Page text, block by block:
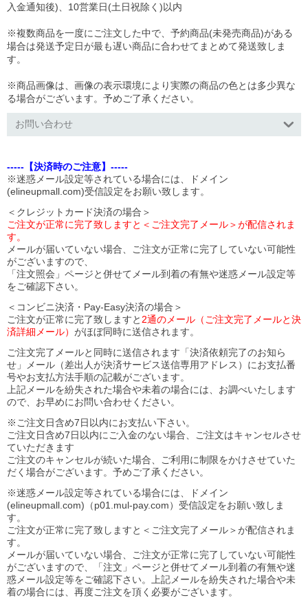
入金通知後)、10営業日(土日祝除く)以内
※複数商品を一度にご注文した中で、予約商品(未発売商品)がある
場合は発送予定日が最も遅い商品に合わせてまとめて発送致しま
す。
※商品画像は、画像の表示環境により実際の商品の色とは多少異な
る場合がございます。予めご了承ください。
お問い合わせ
-----【決済時のご注意】-----
※迷惑メール設定等されている場合には、ドメイン
(elineupmall.com)受信設定をお願い致します。
＜クレジットカード決済の場合＞
ご注文が正常に完了致しますと＜ご注文完了メール＞が配信されま
す。
メールが届いていない場合、ご注文が正常に完了していない可能性
がございますので、
「注文照会」ページと併せてメール到着の有無や迷惑メール設定等
をご確認下さい。
＜コンビニ決済・Pay-Easy決済の場合＞
ご注文が正常に完了致しますと 2通のメール（ご注文完了メールと決
済詳細メール） がほぼ同時に送信されます。
ご注文完了メールと同時に送信されます「決済依頼完了のお知ら
せ」メール（差出人が決済サービス送信専用アドレス）にお支払番
号やお支払方法手順の記載がございます。
上記メールを紛失された場合や未着の場合には、お調べいたします
ので、お早めにお問い合わせください。
※ご注文日含め7日以内にお支払い下さい。
ご注文日含め7日以内にご入金のない場合、ご注文はキャンセルさせ
ていただきます
ご注文のキャンセルが続いた場合、ご利用に制限をかけさせていた
だく場合がございます。予めご了承ください。
※迷惑メール設定等されている場合には、ドメイン
(elineupmall.com)（p01.mul-pay.com）受信設定をお願い致しま
す。
ご注文が正常に完了致しますと＜ご注文完了メール＞が配信されま
す。
メールが届いていない場合、ご注文が正常に完了していない可能性
がございますので、「注文」ページと併せてメール到着の有無や迷
惑メール設定等をご確認下さい。
上記メールを紛失された場合や未
着の場合には、再度ご注文を頂く必要がございます。